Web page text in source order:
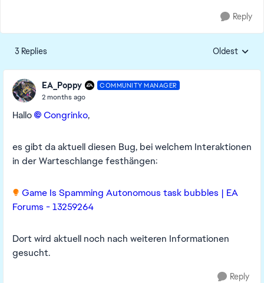
Reply
3 Replies Replies
Oldest
EA_Poppy COMMUNITY MANAGER
2 months ago
Hallo Congrinko​,
es gibt da aktuell diesen Bug, bei welchem Interaktionen
in der Warteschlange festhängen:
Game Is Spamming Autonomous task bubbles | EA
Forums - 13259264
Dort wird aktuell noch nach weiteren Informationen
gesucht.
Reply